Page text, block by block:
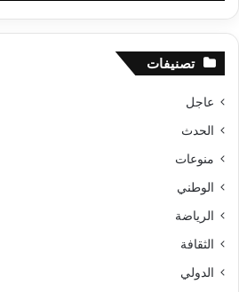
تصنيفات
عاجل
الحدث
منوعات
الوطني
الرياضة
الثقافة
الدولي